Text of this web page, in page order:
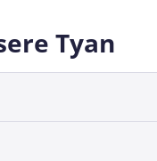
Tyan